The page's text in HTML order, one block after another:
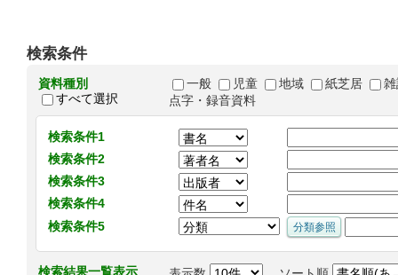
検索条件
資料種別
すべて選択
一般 児童 地域 紙芝居
点字・録音資料
検索条件1
検索条件2
検索条件3
検索条件4
検索条件5
検索結果一覧表示